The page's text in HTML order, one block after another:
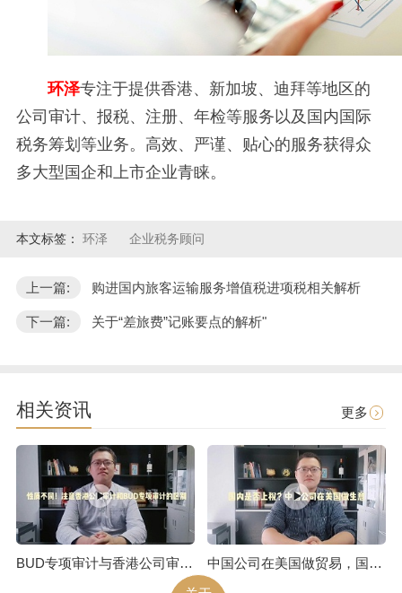
环泽专注于提供香港、新加坡、迪拜等地区的
公司审计、报税、注册、年检等服务以及国内国际
税务筹划等业务。高效、严谨、贴心的服务获得众
多大型国企和上市企业青睐。
本文标签： 环泽 企业税务顾问
上一篇: 购进国内旅客运输服务增值税进项税相关解析
下一篇: 关于“差旅费”记账要点的解析"
相关资讯 更多
BUD专项审计与香港公司审计是不一样的
中国公司在美国做贸易，国内是否上税呢